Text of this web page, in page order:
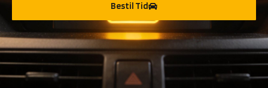
Bestil Tid